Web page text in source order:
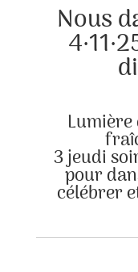
Nous
3 jeudi
pour
célébrer